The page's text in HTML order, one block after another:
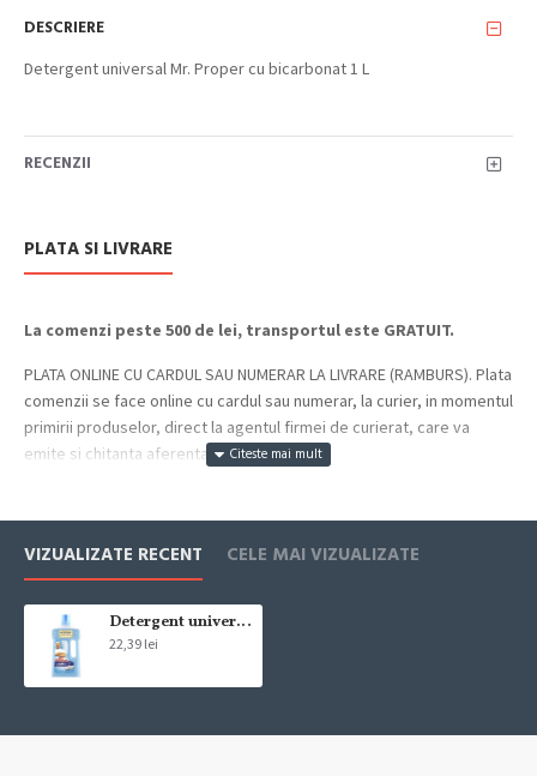
DESCRIERE
Detergent universal Mr. Proper cu bicarbonat 1 L
RECENZII
PLATA SI LIVRARE
La comenzi peste 500 de lei, transportul este GRATUIT.
PLATA ONLINE CU CARDUL SAU NUMERAR LA LIVRARE (RAMBURS). Plata
comenzii se face online cu cardul sau numerar, la curier, in momentul
primirii produselor, direct la agentul firmei de curierat, care va
emite si chitanta aferenta incasarii.
pana in ora 12:00 de luni pana vineri. In cazul in care comanda a fost
facuta dupa ora 12:00, sambata sau duminica ne angajam sa
trimitem comanda in prima zi lucratoare.
VIZUALIZATE RECENT CELE MAI VIZUALIZATE
Detergent universal Mr. Proper cu bicarbonat 1 L
22,39 lei